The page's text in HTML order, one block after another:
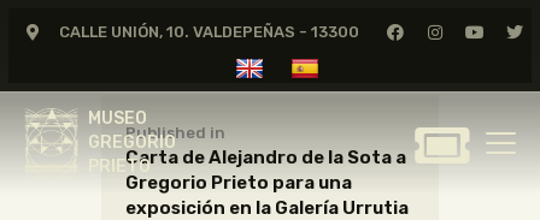
CALLE UNIÓN, 10. VALDEPEÑAS - 13300
MUSEO
GREGORIO
PRIETO
MUSEO
GREGORIO
GREGORIO PRIETO
Published in
Carta de Alejandro de la Sota a
Gregorio Prieto para una
exposición en la Galería Urrutia